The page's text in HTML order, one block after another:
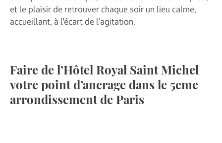
et le plaisir de retrouver chaque soir un lieu calme,
accueillant, à l’écart de l’agitation.
Faire de l’Hôtel Royal Saint Michel
votre point d’ancrage dans le 5eme
arrondissement de Paris